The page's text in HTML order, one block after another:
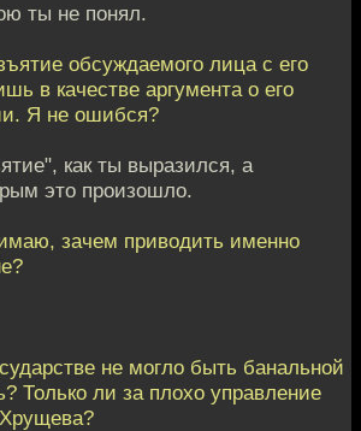
ты не понял.
обсуждаемого лица с его
в качестве аргумента о его
Я не ошибся?
как ты выразился, а
это произошло.
зачем приводить именно
не могло быть банальной
Только ли за плохо управление